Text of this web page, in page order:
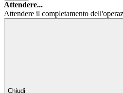
Attendere...
Attendere il completamento
Chiudi